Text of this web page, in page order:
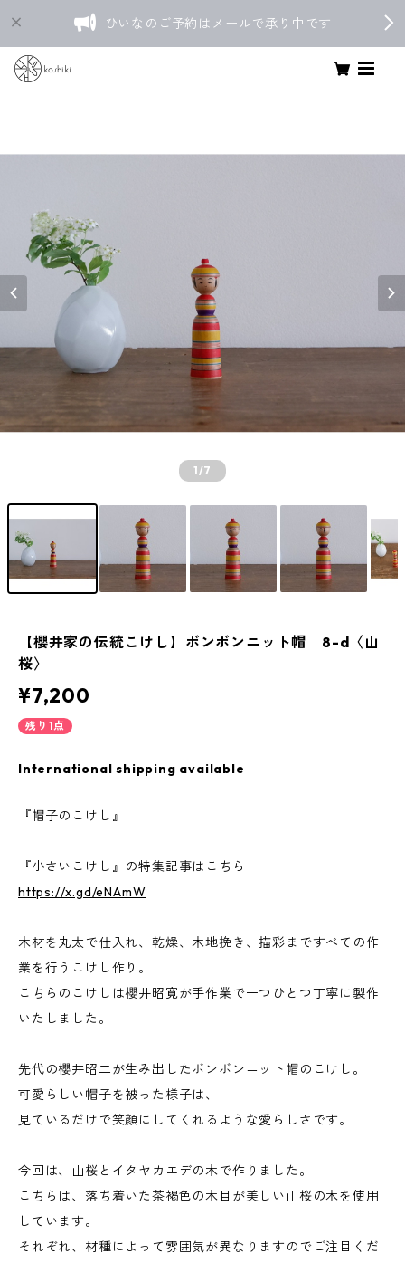
ひいなのご予約はメールで承り中です
1/7
【櫻井家の伝統こけし】ボンボンニット帽 8-d〈山
桜〉
¥7,200
残り1点
International shipping available
『帽子のこけし』
『小さいこけし』の特集記事はこちら
https://x.gd/eNAmW
木材を丸太で仕入れ、乾燥、木地挽き、描彩まですべての作
業を行うこけし作り。
こちらのこけしは櫻井昭寛が手作業で一つひとつ丁寧に製作
いたしました。
先代の櫻井昭二が生み出したボンボンニット帽のこけし。
可愛らしい帽子を被った様子は、
見ているだけで笑顔にしてくれるような愛らしさです。
今回は、山桜とイタヤカエデの木で作りました。
こちらは、落ち着いた茶褐色の木目が美しい山桜の木を使用
しています。
それぞれ、材種によって雰囲気が異なりますのでご注目くだ